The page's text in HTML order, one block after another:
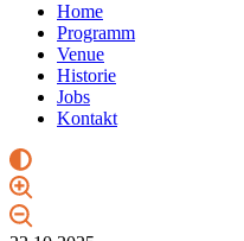
Home
Programm
Venue
Historie
Jobs
Kontakt